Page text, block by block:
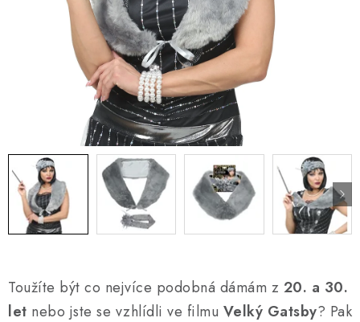
Náš příběh Nejčastější otázky a odpovědi Kontakty
Doprava a poštovné
Vrácení a reklamace
Obchodní podmínky
Podmínky ochrany osobních údajů
Toužíte být co nejvíce podobná dámám z 20. a 30.
let nebo jste se vzhlídli ve filmu Velký Gatsby? Pak